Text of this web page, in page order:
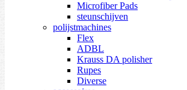
Microfiber Pads
steunschijven
polijstmachines
Flex
ADBL
Krauss DA polisher
Rupes
Diverse